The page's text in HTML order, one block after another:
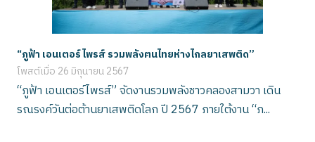
“ภูฟ้า เอนเตอร์ไพรส์ รวมพลังฅนไทยห่างไกลยาเสพติด”
โพสต์เมื่อ 26 มิถุนายน 2567
“ภูฟ้า เอนเตอร์ไพรส์” จัดงานรวมพลังชาวคลองสามวา เดิน
รณรงค์วันต่อต้านยาเสพติดโลก ปี 2567 ภายใต้งาน “ภ...